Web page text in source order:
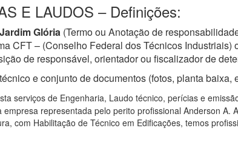
E LAUDOS – Definições:
Jardim Glória (Termo ou Anotação de
CFT – (Conselho Federal dos Técnicos
de responsável, orientador ou fiscalizador de
e conjunto de documentos (fotos, planta baixa,
serviços de Engenharia, Laudo técnico, perícias e
representada pelo perito profissional Anderson
com Habilitação de Técnico em Edificações, temos